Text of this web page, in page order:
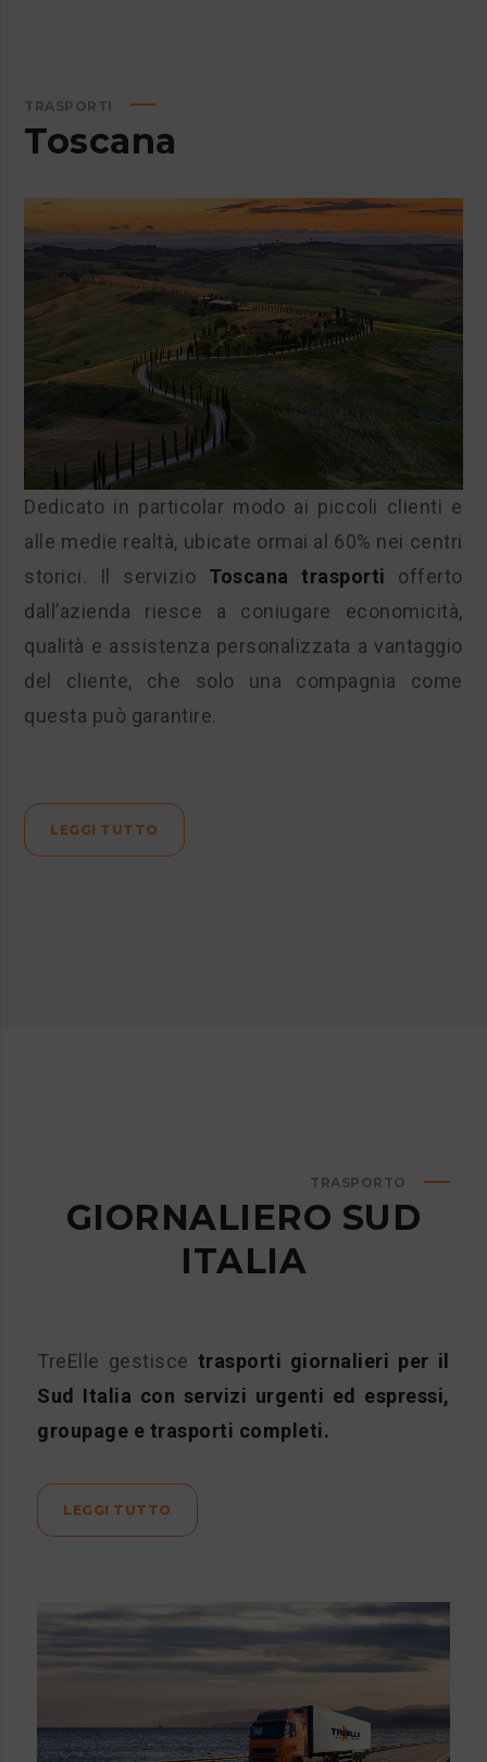
TRASPORTI
Toscana
Dedicato in particolar modo ai piccoli clienti e
alle medie realtà, ubicate ormai al 60% nei centri
storici. Il servizio Toscana trasporti offerto
dall’azienda riesce a coniugare economicità,
qualità e assistenza personalizzata a vantaggio
del cliente, che solo una compagnia come
questa può garantire.
LEGGI TUTTO
TRASPORTO
GIORNALIERO SUD
ITALIA
TreElle gestisce trasporti giornalieri per il
Sud Italia con servizi urgenti ed espressi,
groupage e trasporti completi.
LEGGI TUTTO